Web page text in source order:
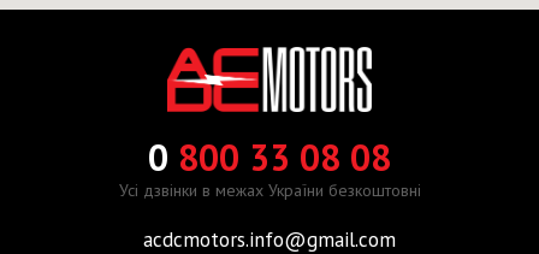
0 800 33 08 08
Усі дзвінки в межах України безкоштовні
acdcmotors.info@gmail.com